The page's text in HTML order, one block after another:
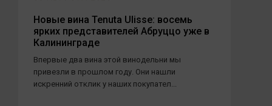
Новые вина Tenuta Ulisse: восемь
ярких представителей Абруццо уже в
Калининграде
Впервые два вина этой винодельни мы
привезли в прошлом году. Они нашли
искренний отклик у наших покупател...